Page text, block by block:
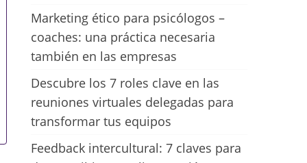
Marketing ético para psicólogos –
coaches: una práctica necesaria
también en las empresas
Descubre los 7 roles clave en las
reuniones virtuales delegadas para
transformar tus equipos
Feedback intercultural: 7 claves para